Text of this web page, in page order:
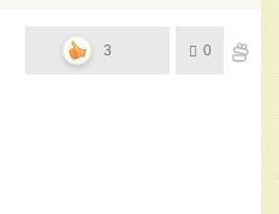
3 0